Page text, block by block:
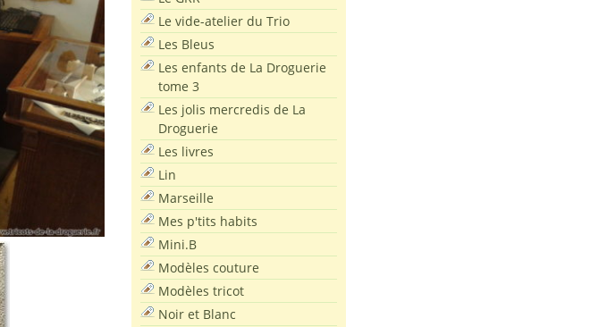
Le vide-atelier du Trio
Les Bleus
Les enfants de La Droguerie
tome 3
Les jolis mercredis de La
Droguerie
Les livres
Lin
Marseille
Mes p'tits habits
Mini.B
Modèles couture
Modèles tricot
Noir et Blanc